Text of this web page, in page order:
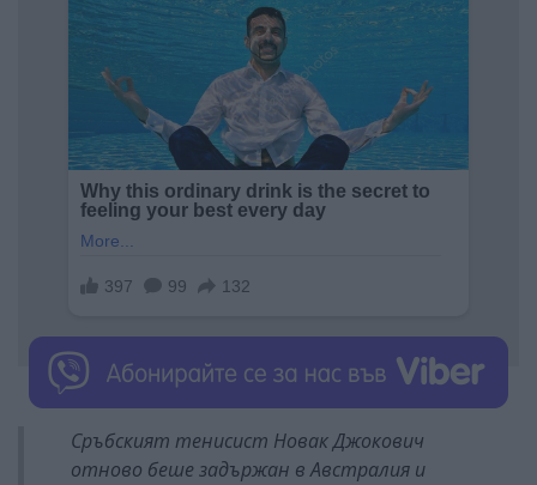
Сръбският тенисист Новак Джокович
отново беше задържан в Австралия и